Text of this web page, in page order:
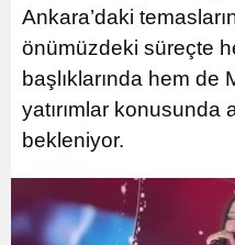
Ankara’daki
önümüzdeki süreçte
başlıklarında hem de
yatırımlar konusunda
bekleniyor.